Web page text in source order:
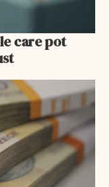
care pot